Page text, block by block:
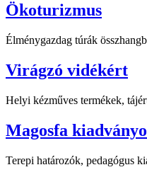
Ökoturizmus
Élménygazdag túrák
Virágzó vidékért
Helyi kézműves termékek,
Magosfa
Terepi határozók, pedagógus